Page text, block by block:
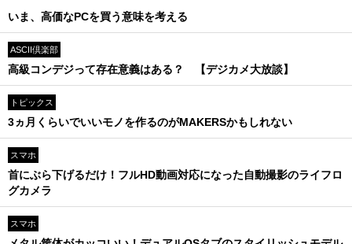
いま、高価なPCを買う意味を考える
ASCII倶楽部
高級コンデジって存在意義はある？ 【デジカメ大放談】
トピックス
3ヵ月くらいでいいモノを作るのがMAKERSかもしれない
スマホ
首にぶら下げるだけ！フルHD動画対応になった自動撮影のライフロ
グカメラ
スマホ